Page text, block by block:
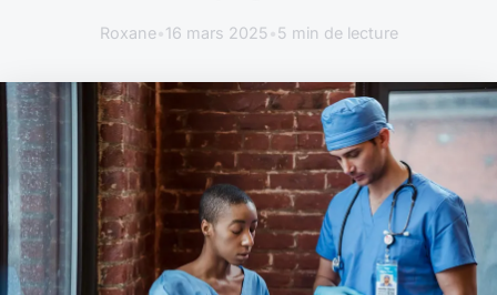
Roxane• 16 mars 2025 5 min de lecture